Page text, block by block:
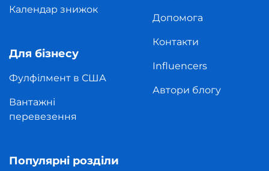
Календар знижок
Для бізнесу
Фулфілмент в США
Вантажні
перевезення
Допомога
Контакти
Influencers
Автори блогу
Популярні розділи